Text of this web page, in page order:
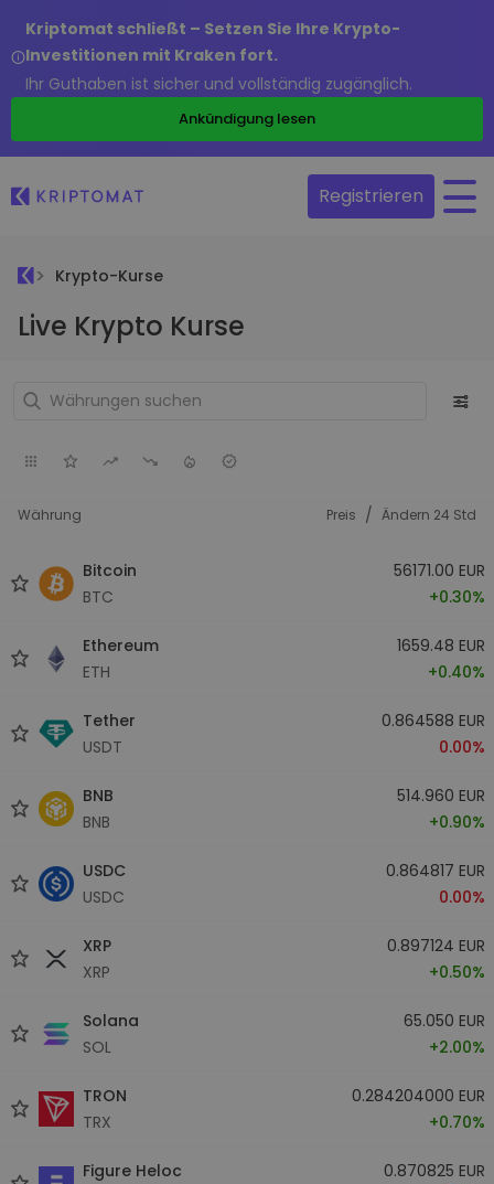
Kriptomat schließt – Setzen Sie Ihre Krypto-
Investitionen mit Kraken fort.
Ihr Guthaben ist sicher und vollständig zugänglich.
Ankündigung lesen
Registrieren
Krypto-Kurse
Live Krypto Kurse
Währung Preis / Ändern 24 Std
Bitcoin
BTC
56171.00 EUR
+0.30%
Ethereum
ETH
1659.48 EUR
+0.40%
Tether
USDT
0.864588 EUR
0.00%
BNB
BNB
514.960 EUR
+0.90%
USDC
USDC
0.864817 EUR
0.00%
XRP
XRP
0.897124 EUR
+0.50%
Solana
SOL
65.050 EUR
+2.00%
TRON
TRX
0.284204000 EUR
+0.70%
Figure Heloc
0.870825 EUR